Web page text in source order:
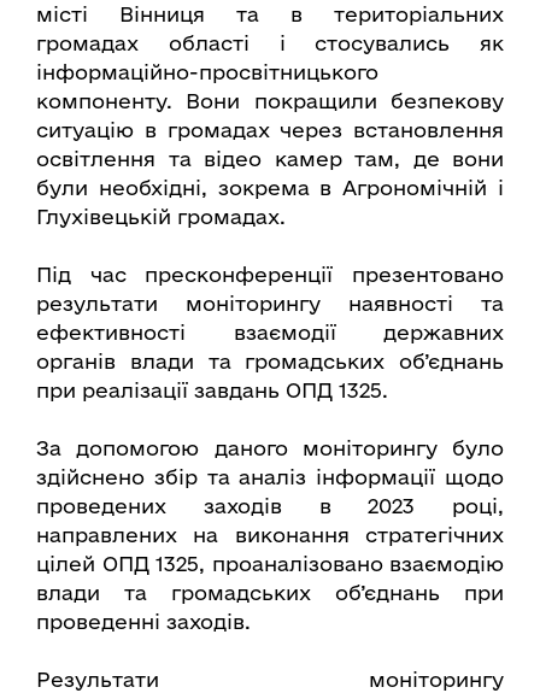
місті Вінниця та в територіальних
громадах області і стосувались як
інформаційно-просвітницького
компоненту. Вони покращили безпекову
ситуацію в громадах через встановлення
освітлення та відео камер там, де вони
були необхідні, зокрема в Агрономічній і
Глухівецькій громадах.
Під час пресконференції презентовано
результати моніторингу наявності та
ефективності взаємодії державних
органів влади та громадських об’єднань
при реалізації завдань ОПД 1325.
За допомогою даного моніторингу було
здійснено збір та аналіз інформації щодо
проведених заходів в 2023 році,
направлених на виконання стратегічних
цілей ОПД 1325, проаналізовано взаємодію
влади та громадських об’єднань при
проведенні заходів.
Результати моніторингу